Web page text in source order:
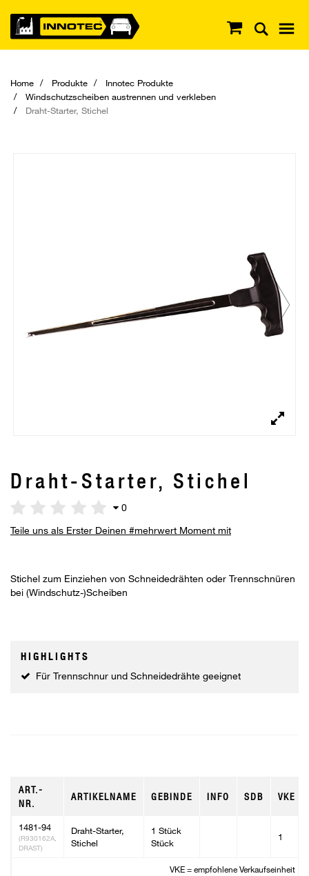
Home Produkte
Innotec Produkte
Windschutzscheiben austrennen und verkleben
Draht-Starter, Stichel
Draht-Starter, Stichel
0
Teile uns als Erster Deinen #mehrwert Moment mit
Stichel zum Einziehen von Schneidedrähten oder Trennschnüren
bei (Windschutz-)Scheiben
HIGHLIGHTS
Für Trennschnur und Schneidedrähte geeignet
ART.-
NR.
ARTIKELNAME GEBINDE INFO SDB VKE
1481-94
(R930162A,
DRAST)
Draht-Starter,
Stichel
1 Stück
Stück
1
VKE = empfohlene Verkaufseinheit